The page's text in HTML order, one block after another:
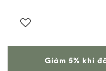
Giảm 5% khi